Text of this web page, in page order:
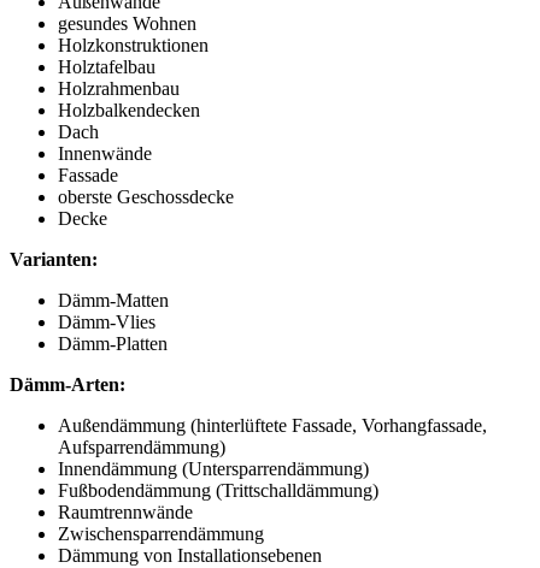
gesundes Wohnen
Holzkonstruktionen
Holztafelbau
Holzrahmenbau
Holzbalkendecken
Dach
Innenwände
Fassade
oberste Geschossdecke
Decke
Varianten:
Dämm-Matten
Dämm-Vlies
Dämm-Platten
Dämm-Arten:
Außendämmung (hinterlüftete Fassade, Vorhangfassade,
Aufsparrendämmung)
Innendämmung (Untersparrendämmung)
Fußbodendämmung (Trittschalldämmung)
Raumtrennwände
Zwischensparrendämmung
Dämmung von Installationsebenen